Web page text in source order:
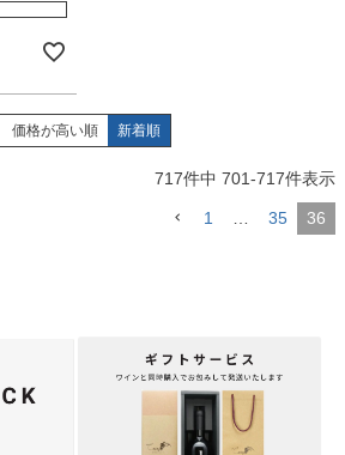
価格が高い順 新着順
717件中 701-717件表示
1 … 35 36